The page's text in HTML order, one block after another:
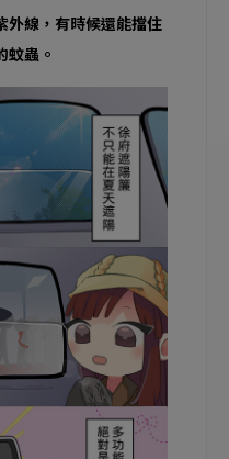
外線，有時候還能擋住
蚊蟲。